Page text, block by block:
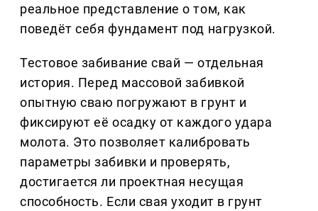
реальное представление о том, как
поведёт себя фундамент под нагрузкой.
Тестовое забивание свай — отдельная
история. Перед массовой забивкой
опытную сваю погружают в грунт и
фиксируют её осадку от каждого удара
молота. Это позволяет калибровать
параметры забивки и проверять,
достигается ли проектная несущая
способность. Если свая уходит в грунт